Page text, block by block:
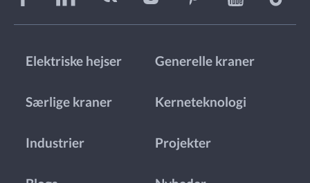
Elektriske hejser Generelle kraner
Særlige kraner Kerneteknologi
Industrier Projekter